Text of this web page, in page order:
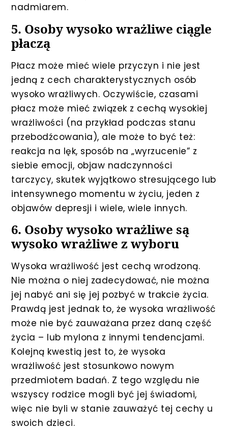
nadmiarem.
5. Osoby wysoko wrażliwe ciągle
płaczą
Płacz może mieć wiele przyczyn i nie jest
jedną z cech charakterystycznych osób
wysoko wrażliwych. Oczywiście, czasami
płacz może mieć związek z cechą wysokiej
wrażliwości (na przykład podczas stanu
przebodźcowania), ale może to być też:
reakcja na lęk, sposób na „wyrzucenie” z
siebie emocji, objaw nadczynności
tarczycy, skutek wyjątkowo stresującego lub
intensywnego momentu w życiu, jeden z
objawów depresji i wiele, wiele innych.
6. Osoby wysoko wrażliwe są
wysoko wrażliwe z wyboru
Wysoka wrażliwość jest cechą wrodzoną.
Nie można o niej zadecydować, nie można
jej nabyć ani się jej pozbyć w trakcie życia.
Prawdą jest jednak to, że wysoka wrażliwość
może nie być zauważana przez daną część
życia – lub mylona z innymi tendencjami.
Kolejną kwestią jest to, że wysoka
wrażliwość jest stosunkowo nowym
przedmiotem badań. Z tego względu nie
wszyscy rodzice mogli być jej świadomi,
więc nie byli w stanie zauważyć tej cechy u
swoich dzieci.